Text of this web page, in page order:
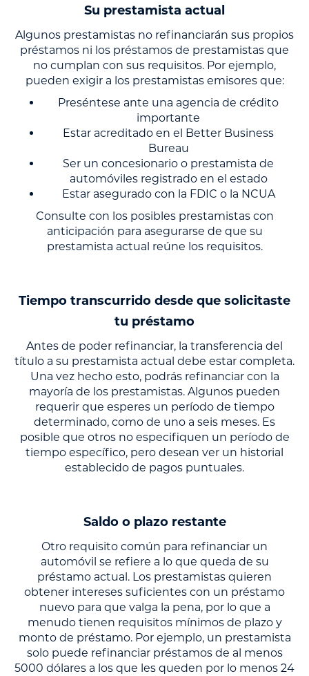
Su prestamista actual
Algunos prestamistas no refinanciarán sus propios
préstamos ni los préstamos de prestamistas que
no cumplan con sus requisitos. Por ejemplo,
pueden exigir a los prestamistas emisores que:
Preséntese ante una agencia de crédito
importante
Estar acreditado en el Better Business
Bureau
Ser un concesionario o prestamista de
automóviles registrado en el estado
Estar asegurado con la FDIC o la NCUA
Consulte con los posibles prestamistas con
anticipación para asegurarse de que su
prestamista actual reúne los requisitos.
Tiempo transcurrido desde que solicitaste
tu préstamo
Antes de poder refinanciar, la transferencia del
título a su prestamista actual debe estar completa.
Una vez hecho esto, podrás refinanciar con la
mayoría de los prestamistas. Algunos pueden
requerir que esperes un período de tiempo
determinado, como de uno a seis meses. Es
posible que otros no especifiquen un período de
tiempo específico, pero desean ver un historial
establecido de pagos puntuales.
Saldo o plazo restante
Otro requisito común para refinanciar un
automóvil se refiere a lo que queda de su
préstamo actual. Los prestamistas quieren
obtener intereses suficientes con un préstamo
nuevo para que valga la pena, por lo que a
menudo tienen requisitos mínimos de plazo y
monto de préstamo. Por ejemplo, un prestamista
solo puede refinanciar préstamos de al menos
5000 dólares a los que les queden por lo menos 24